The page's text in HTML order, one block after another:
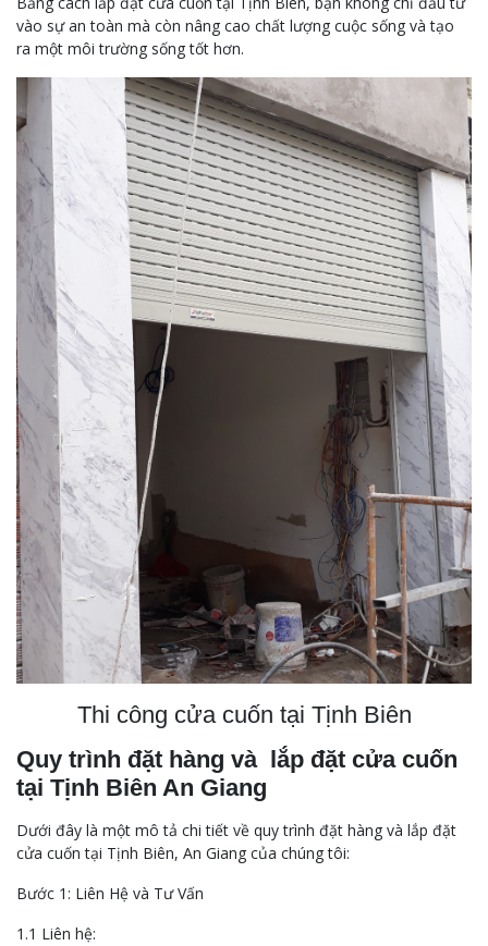
vào sự an toàn mà còn nâng cao chất lượng cuộc sống và tạo
ra một môi trường sống tốt hơn.
Thi công cửa cuốn tại Tịnh Biên
Quy trình đặt hàng và lắp đặt cửa cuốn
tại Tịnh Biên An Giang
Dưới đây là một mô tả chi tiết về quy trình đặt hàng và lắp đặt
cửa cuốn tại Tịnh Biên, An Giang của chúng tôi:
Bước 1: Liên Hệ và Tư Vấn
1.1 Liên hệ: